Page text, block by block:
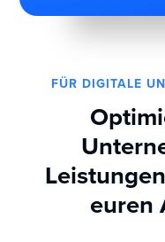
FÜR DIGITALE
euren